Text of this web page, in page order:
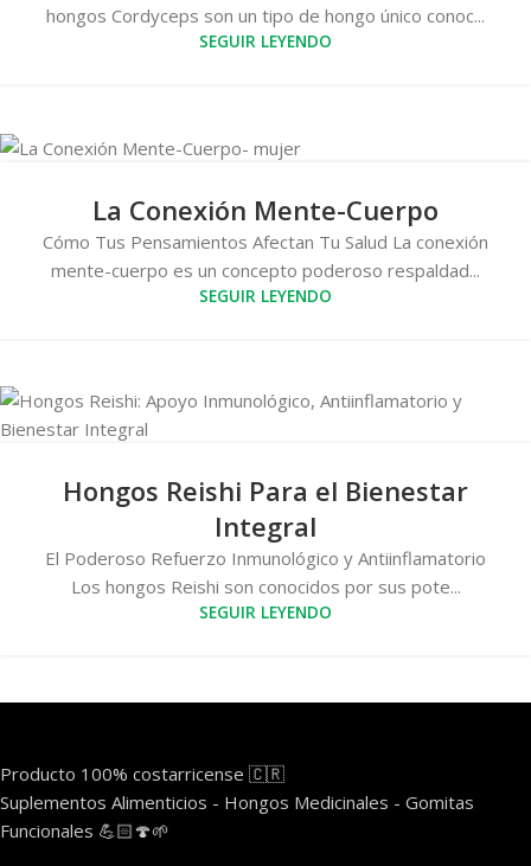
hongos Cordyceps son un tipo de hongo único conoc...
SEGUIR LEYENDO
La Conexión Mente-Cuerpo
Cómo Tus Pensamientos Afectan Tu Salud La conexión
mente-cuerpo es un concepto poderoso respaldad...
SEGUIR LEYENDO
Hongos Reishi Para el Bienestar
Integral
El Poderoso Refuerzo Inmunológico y Antiinflamatorio
Los hongos Reishi son conocidos por sus pote...
SEGUIR LEYENDO
Producto 100% costarricense 🇨🇷
Suplementos Alimenticios - Hongos Medicinales - Gomitas
Funcionales 💪🏻🍄🌱